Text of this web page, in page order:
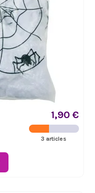
1,90 €
3 articles